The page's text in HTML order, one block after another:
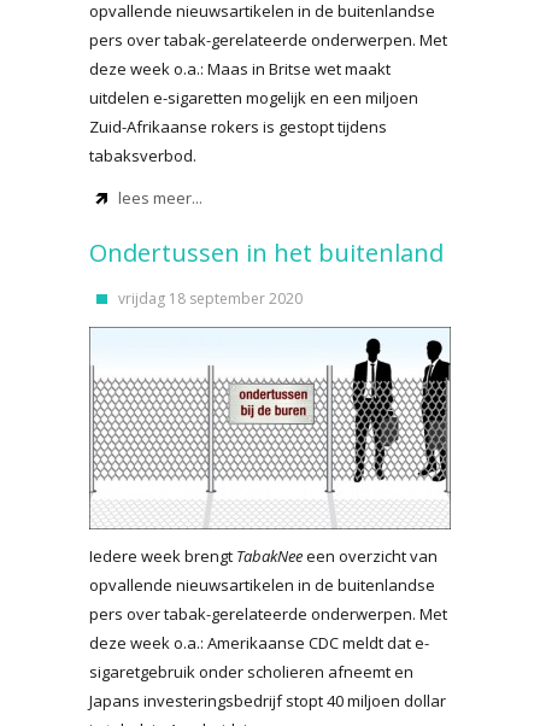
opvallende nieuwsartikelen in de buitenlandse
pers over tabak-gerelateerde onderwerpen. Met
deze week o.a.: Maas in Britse wet maakt
uitdelen e-sigaretten mogelijk en een miljoen
Zuid-Afrikaanse rokers is gestopt tijdens
tabaksverbod.
lees meer...
Ondertussen in het buitenland
vrijdag 18 september 2020
Iedere week brengt TabakNeeeen overzicht van
opvallende nieuwsartikelen in de buitenlandse
pers over tabak-gerelateerde onderwerpen. Met
deze week o.a.: Amerikaanse CDC meldt dat e-
sigaretgebruik onder scholieren afneemt en
Japans investeringsbedrijf stopt 40 miljoen dollar